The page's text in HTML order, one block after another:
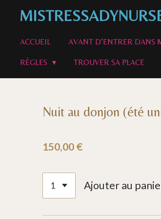
Passer
contenu
principal
ACCUEIL AVANT D’ENTRER DANS
RÈGLES TROUVER SA PLACE
Nuit au donjon (été
150,00 €
Ajouter au